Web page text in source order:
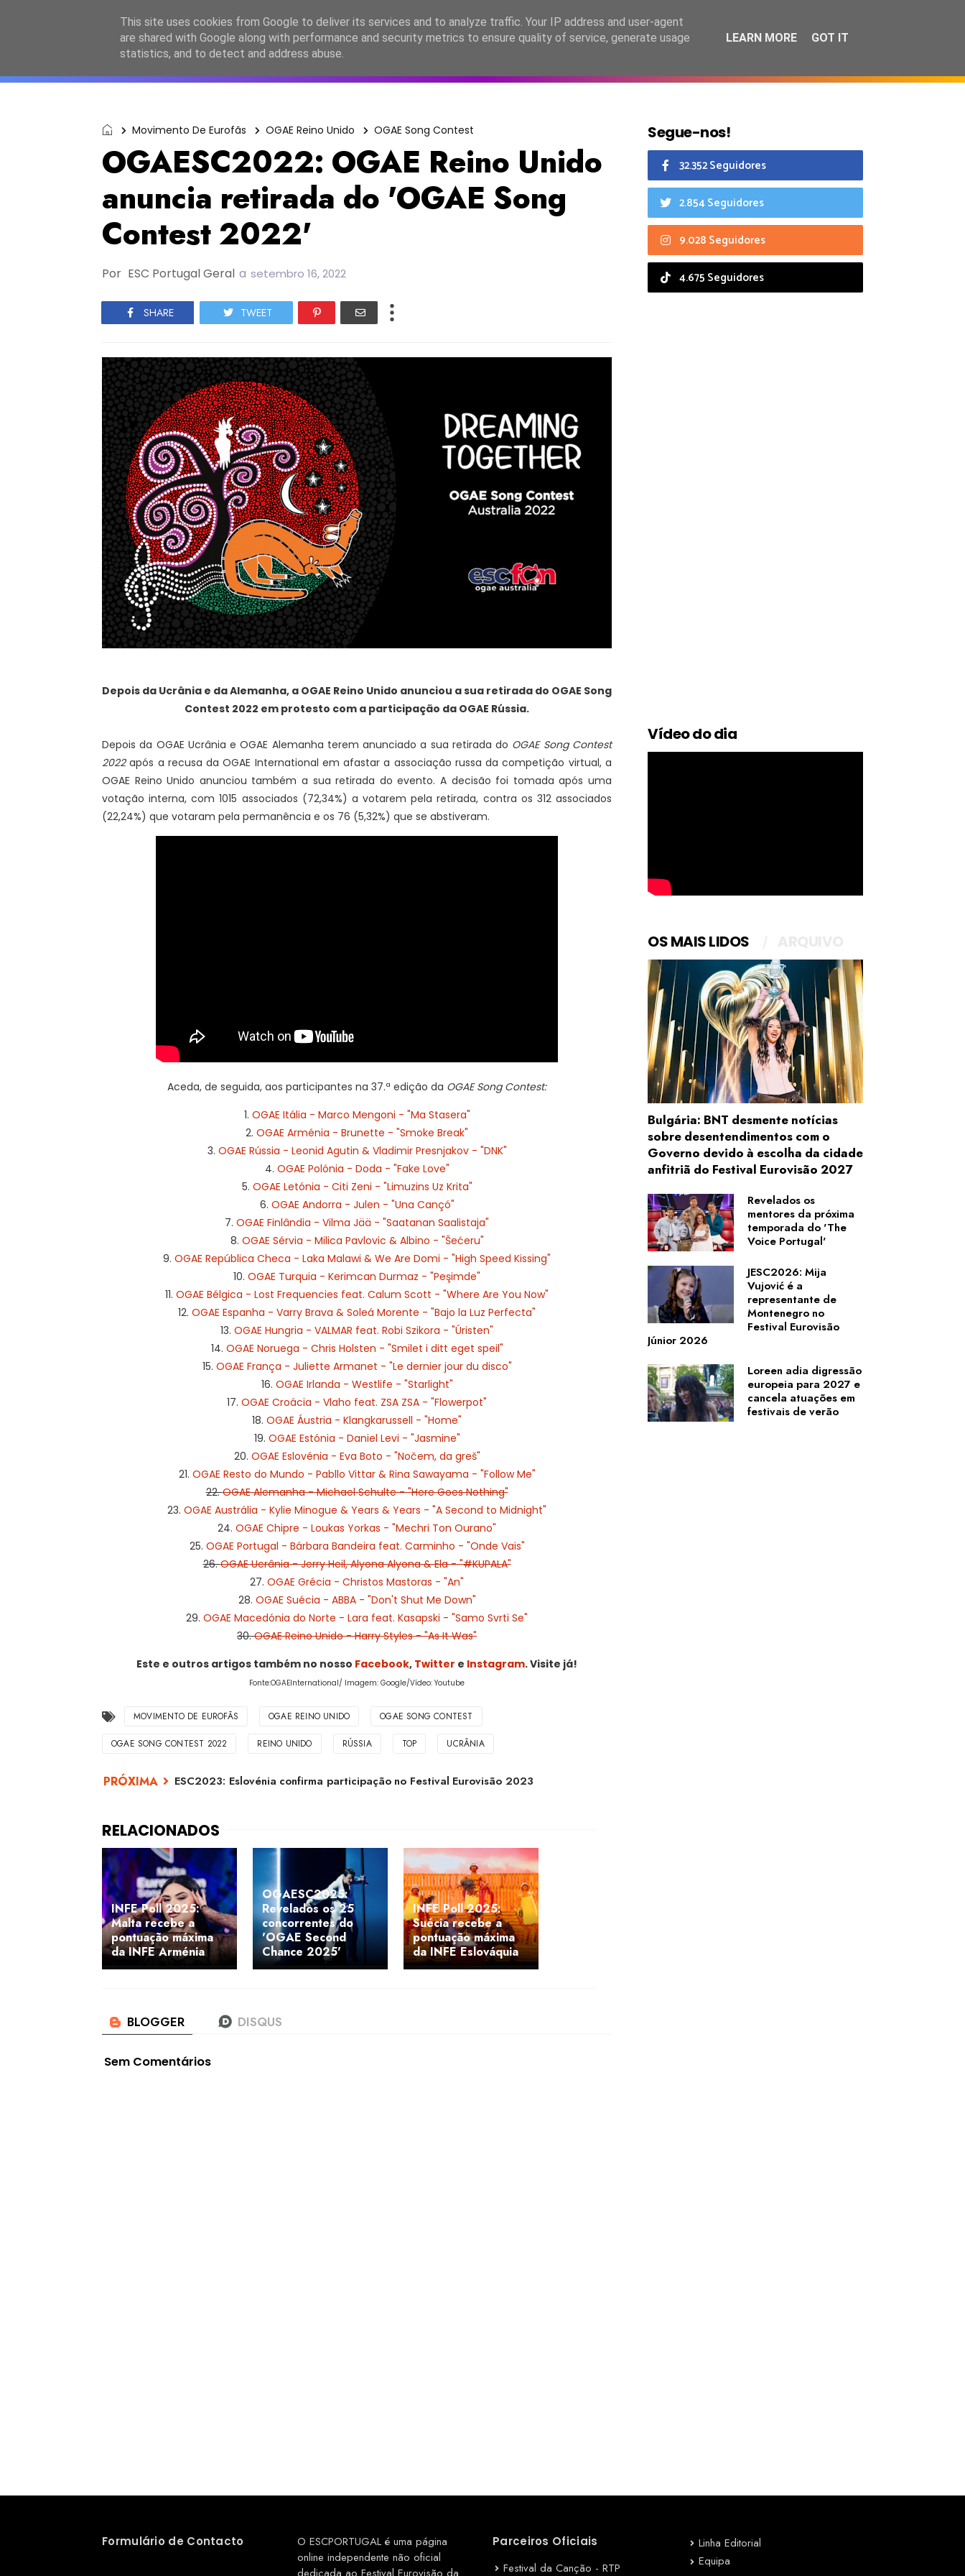
ESC2027 JESC2026 FC2026 EASC2026 PORTUGAL LANÇAMENTOS ESPECIAIS CALENDÁRIO
Movimento De Eurofãs OGAE Reino Unido OGAE Song Contest
OGAESC2022: OGAE Reino Unido
anuncia retirada do 'OGAE Song
Contest 2022'
Por ESC Portugal Geral a setembro 16, 2022
SHARE TWEET
Depois da Ucrânia e da Alemanha, a OGAE Reino Unido anunciou a sua retirada do OGAE Song
Contest 2022 em protesto com a participação da OGAE Rússia.
Depois da OGAE Ucrânia e OGAE Alemanha terem anunciado a sua retirada do OGAE Song Contest
2022após a recusa da OGAE International em afastar a associação russa da competição virtual, a
OGAE Reino Unido anunciou também a sua retirada do evento. A decisão foi tomada após uma
votação interna, com 1015 associados (72,34%) a votarem pela retirada, contra os 312 associados
(22,24%) que votaram pela permanência e os 76 (5,32%) que se abstiveram.
Aceda, de seguida, aos participantes na 37.ª edição da OGAE Song Contest:
1. OGAE Itália - Marco Mengoni - "Ma Stasera"
2. OGAE Arménia - Brunette - "Smoke Break"
3. OGAE Rússia - Leonid Agutin & Vladimir Presnjakov - "DNK"
4. OGAE Polónia - Doda - "Fake Love"
5. OGAE Letónia - Citi Zeni - "Limuzins Uz Krita"
6. OGAE Andorra - Julen - "Una Cançó"
7. OGAE Finlândia - Vilma Jää - "Saatanan Saalistaja"
8. OGAE Sérvia - Milica Pavlovic & Albino - "Šećeru"
9. OGAE República Checa - Laka Malawi & We Are Domi - "High Speed Kissing"
10. OGAE Turquia - Kerimcan Durmaz - "Peşimde"
11. OGAE Bélgica - Lost Frequencies feat. Calum Scott - "Where Are You Now"
12. OGAE Espanha - Varry Brava & Soleá Morente - "Bajo la Luz Perfecta"
13. OGAE Hungria - VALMAR feat. Robi Szikora - "Úristen"
14. OGAE Noruega - Chris Holsten - "Smilet i ditt eget speil"
15. OGAE França - Juliette Armanet - "Le dernier jour du disco"
16. OGAE Irlanda - Westlife - "Starlight"
17. OGAE Croácia - Vlaho feat. ZSA ZSA - "Flowerpot"
18. OGAE Áustria - Klangkarussell - "Home"
19. OGAE Estónia - Daniel Levi - "Jasmine"
20. OGAE Eslovénia - Eva Boto - "Nočem, da greš"
21. OGAE Resto do Mundo - Pabllo Vittar & Rina Sawayama - "Follow Me"
22.OGAE Alemanha - Michael Schulte - "Here Goes Nothing"
23. OGAE Austrália - Kylie Minogue & Years & Years - "A Second to Midnight"
24. OGAE Chipre - Loukas Yorkas - "Mechri Ton Ourano"
25. OGAE Portugal - Bárbara Bandeira feat. Carminho - "Onde Vais"
26.OGAE Ucrânia - Jerry Heil, Alyona Alyona & Ela - "#KUPALA"
27. OGAE Grécia - Christos Mastoras - "An"
28. OGAE Suécia - ABBA - "Don't Shut Me Down"
29. OGAE Macedónia do Norte - Lara feat. Kasapski - "Samo Svrti Se"
30.OGAE Reino Unido - Harry Styles - "As It Was"
Este e outros artigos também no nosso Facebook, Twitter e Instagram. Visite já!
Fonte:OGAEInternational/ Imagem: Google/Vídeo: Youtube
MOVIMENTO DE EUROFÃS OGAE REINO UNIDO OGAE SONG CONTEST
OGAE SONG CONTEST 2022 REINO UNIDO RÚSSIA TOP UCRÂNIA
ESC2023: Eslovénia confirma participação no Festival Eurovisão 2023
INFE Poll 2025:
Malta recebe a
pontuação máxima
da INFE Arménia
OGAESC2025:
Revelados os 25
concorrentes do
'OGAE Second
Chance 2025'
INFE Poll 2025:
Suécia recebe a
pontuação máxima
da INFE Eslováquia
Sem Comentários
Segue-nos!
32.352 Seguidores
2.854 Seguidores
9.028 Seguidores
4.675 Seguidores
Vídeo do dia
OS MAIS LIDOS
Bulgária: BNT desmente notícias
sobre desentendimentos com o
Governo devido à escolha da cidade
anfitriã do Festival Eurovisão 2027
Revelados os
mentores da próxima
temporada do 'The
Voice Portugal'
JESC2026: Mija
Vujović é a
representante de
Montenegro no
Festival Eurovisão
Júnior 2026
Loreen adia digressão
europeia para 2027 e
cancela atuações em
festivais de verão
Formulário de Contacto
O ESCPORTUGAL é uma página
online independente não oficial
Parceiros Oficiais
Festival da Canção - RTP
Linha Editorial
Equipa
This site uses cookies from Google to deliver its services and to analyze traffic. Your IP address and user-agent
are shared with Google along with performance and security metrics to ensure quality of service, generate usage
statistics, and to detect and address abuse.
LEARN MORE GOT IT